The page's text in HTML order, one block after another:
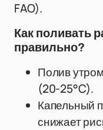
FAO).
Как поливать
правильно?
Полив
(20-25°C).
Капельный
снижает